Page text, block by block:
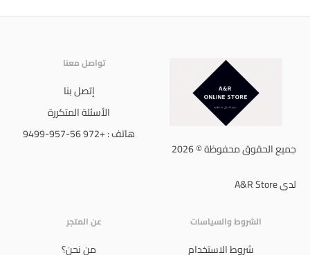
جميع الحقوق محفوظة © 2026
لدى A&R Store
تواصل معنا
إتصل بنا
الأسئلة المتكررة
هاتف : +972 56-957-9499
الشروط والسياسات
شروط الاستخدام
عن المتجر
من نحن؟